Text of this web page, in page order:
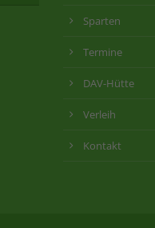
Sparten
Termine
DAV-Hütte
Verleih
Kontakt